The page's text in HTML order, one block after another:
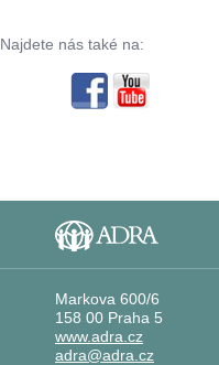
Najdete nás také na:
Markova 600/6
158 00 Praha 5
www.adra.cz
adra@adra.cz